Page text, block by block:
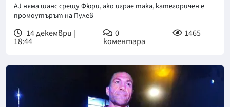
AJ няма шанс срещу Фюри, ако играе така, категоричен е
промоутърът на Пулев
14 декември |
18:44
0
коментара
1465